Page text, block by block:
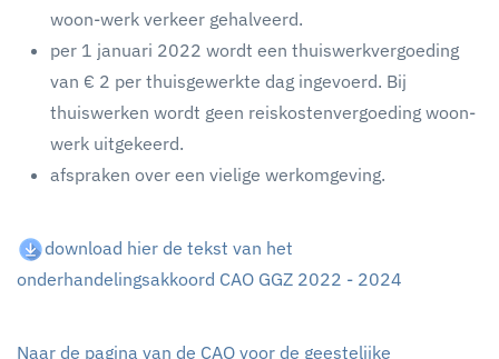
woon-werk verkeer gehalveerd.
per 1 januari 2022 wordt een thuiswerkvergoeding
van € 2 per thuisgewerkte dag ingevoerd. Bij
thuiswerken wordt geen reiskostenvergoeding woon-
werk uitgekeerd.
afspraken over een vielige werkomgeving.
download hier de tekst van het
onderhandelingsakkoord CAO GGZ 2022 - 2024
Naar de pagina van de CAO voor de geestelijke